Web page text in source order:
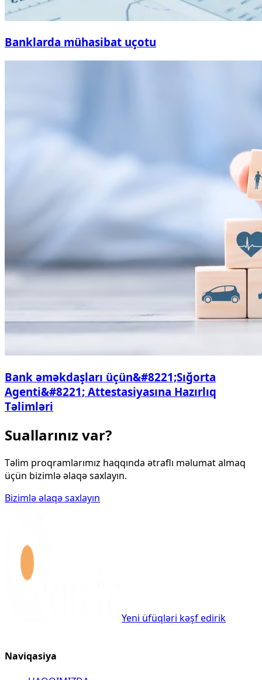
Banklarda mühasibat uçotu
Bank əməkdaşları üçün&#8221;Sığorta
Agenti&#8221; Attestasiyasına Hazırlıq
Təlimləri
Suallarınız var?
Təlim proqramlarımız haqqında ətraflı məlumat almaq
üçün bizimlə əlaqə saxlayın.
Bizimlə əlaqə saxlayın
Yeni üfüqləri kəşf edirik
Naviqasiya